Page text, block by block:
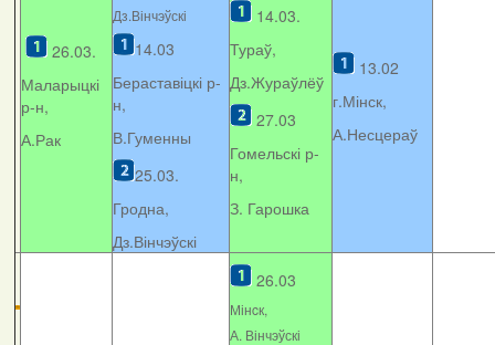
26.03.
Маларыцкі
р-н,
А.Рак
Дз.Вінчэўскі
14.03
Бераставіцкі р-
н,
В.Гуменны
25.03.
Гродна,
Дз.Вінчэўскі
14.03.
Тураў,
Дз.Жураўлёў
27.03
Гомельскі р-
н,
З. Гарошка
13.02
г.Мінск,
А.Несцераў
26.03
Мінcк,
А. Вінчэўскі